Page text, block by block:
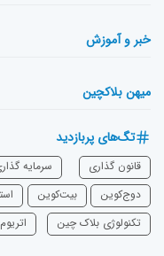
خبر و آموزش
میهن بلاکچین
تگ‌های پربازدید
قانون گذاری سرمایه‌
دوج‌کوین
بیت‌کوین
تکنولوژی بلاک چین
اتریوم